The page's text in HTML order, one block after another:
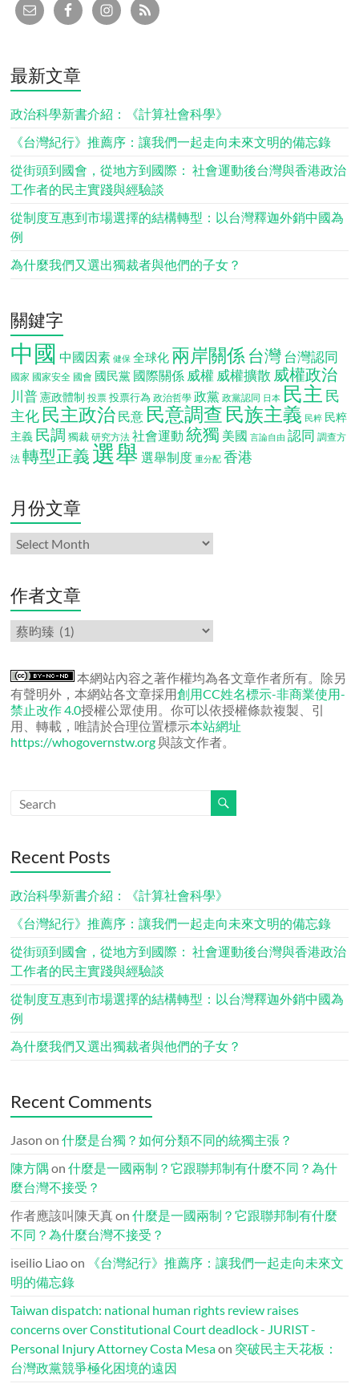
最新文章
政治科學新書介紹：《計算社會科學》
《台灣紀行》推薦序：讓我們一起走向未來文明的備忘錄
從街頭到國會，從地方到國際： 社會運動後台灣與香港政治
工作者的民主實踐與經驗談
從制度互惠到市場選擇的結構轉型：以台灣釋迦外銷中國為
例
為什麼我們又選出獨裁者與他們的子女？
關鍵字
中國 中國因素 健保 全球化 兩岸關係 台灣台灣認同
國家 國家安全 國會 國民黨 國際關係 威權 威權擴散 威權政治
川普 憲政體制 投票 投票行為 政治哲學 政黨 政黨認同 日本 民主 民
主化 民主政治 民意 民意調查 民族主義 民粹 民粹
主義 民調 獨裁 研究方法 社會運動 統獨 美國 言論自由 認同 調查方
法 轉型正義 選舉 選舉制度 重分配 香港
月份文章
月
份
章
作者文章
作
者
章
本網站內容之著作權均為各文章作者所有。除另
有聲明外，本網站各文章採用創用CC姓名標示-非商業使用-
禁止改作 4.0授權公眾使用。你可以依授權條款複製、引
用、轉載，唯請於合理位置標示本站網址
https://whogovernstw.org與該文作者。
Recent Posts
政治科學新書介紹：《計算社會科學》
《台灣紀行》推薦序：讓我們一起走向未來文明的備忘錄
從街頭到國會，從地方到國際： 社會運動後台灣與香港政治
工作者的民主實踐與經驗談
從制度互惠到市場選擇的結構轉型：以台灣釋迦外銷中國為
例
為什麼我們又選出獨裁者與他們的子女？
Recent Comments
Jason on什麼是台獨？如何分類不同的統獨主張？
陳方隅 on什麼是一國兩制？它跟聯邦制有什麼不同？為什
麼台灣不接受？
作者應該叫陳天真on什麼是一國兩制？它跟聯邦制有什麼
不同？為什麼台灣不接受？
iseilio Liaoon
《台灣紀行》推薦序：讓我們一起走向未來文
明的備忘錄
Taiwan dispatch: national human rights review raises
concerns over Constitutional Court deadlock - JURIST -
Personal Injury Attorney Costa Mesaon 突破民主天花板：
台灣政黨競爭極化困境的遠因